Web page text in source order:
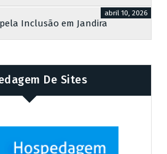
Inclusão em Jandira
abril 10, 2026
De Sites